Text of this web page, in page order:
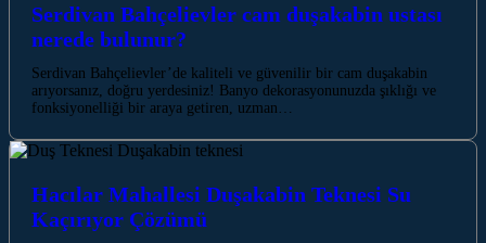
Serdivan Bahçelievler cam duşakabin ustası
nerede bulunur?
Serdivan Bahçelievler’de kaliteli ve güvenilir bir cam duşakabin
arıyorsanız, doğru yerdesiniz! Banyo dekorasyonunuzda şıklığı ve
fonksiyonelliği bir araya getiren, uzman…
Hacılar Mahallesi Duşakabin Teknesi Su
Kaçırıyor Çözümü